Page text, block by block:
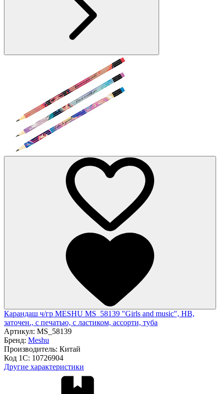
Карандаш ч/гр MESHU MS_58139 "Girls and music", HB,
заточен., с печатью, с ластиком, ассорти, туба
Артикул: MS_58139
Бренд: Meshu
Производитель: Китай
Код 1С: 10726904
Другие характеристики